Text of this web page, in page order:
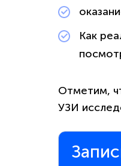
Как
Отметим,
УЗИ